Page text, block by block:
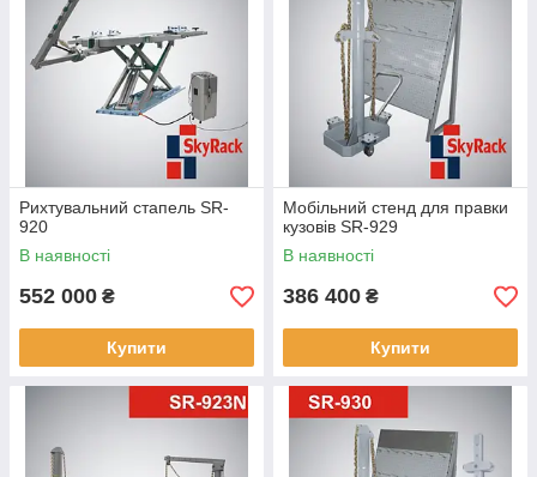
Рихтувальний стапель SR-
920
В наявності
552 000 ₴
Купити
Мобільний стенд для правки
кузовів SR-929
В наявності
386 400 ₴
Купити